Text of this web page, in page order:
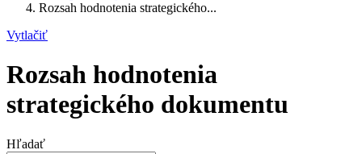
Rozsah hodnotenia strategického...
Vytlačiť
Rozsah hodnotenia
strategického dokumentu
Hľadať